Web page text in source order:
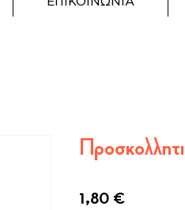
1,80 €Τιμή